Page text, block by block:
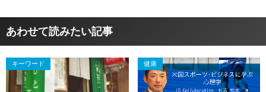
あわせて読みたい記事
キーワード 健康